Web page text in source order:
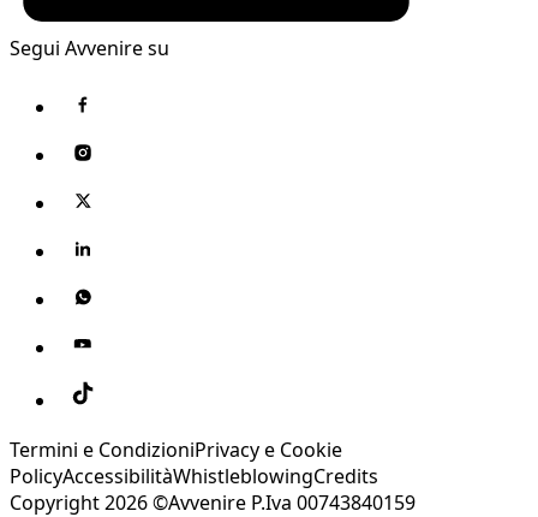
Segui Avvenire su
Termini e CondizioniPrivacy e Cookie
PolicyAccessibilitàWhistleblowingCredits
Copyright 2026 ©Avvenire P.Iva 00743840159